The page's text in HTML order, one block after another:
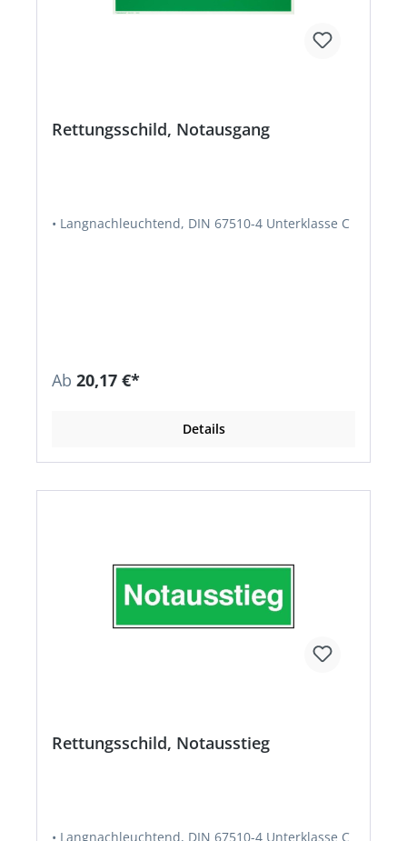
Rettungsschild, Notausgang
• Langnachleuchtend, DIN 67510-4 Unterklasse C
Ab 20,17 €*
Details
Rettungsschild, Notausstieg
• Langnachleuchtend, DIN 67510-4 Unterklasse C